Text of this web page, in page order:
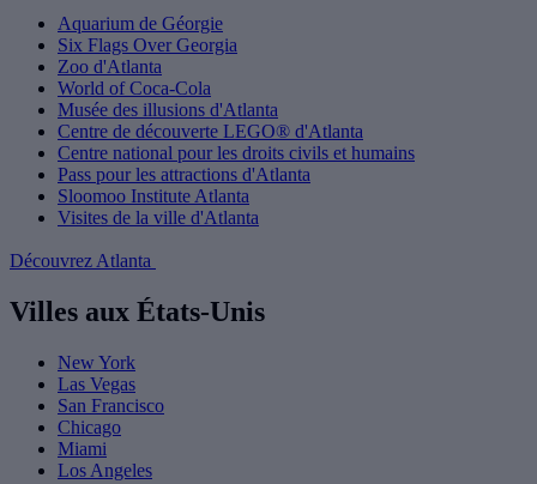
Aquarium de Géorgie
Six Flags Over Georgia
Zoo d'Atlanta
World of Coca-Cola
Musée des illusions d'Atlanta
Centre de découverte LEGO® d'Atlanta
Centre national pour les droits civils et humains
Pass pour les attractions d'Atlanta
Sloomoo Institute Atlanta
Visites de la ville d'Atlanta
Découvrez Atlanta
Villes aux États-Unis
New York
Las Vegas
San Francisco
Chicago
Miami
Los Angeles